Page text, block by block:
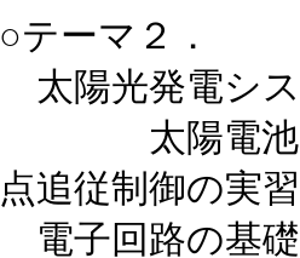
○テーマ２．
太陽光発電シ
太陽電池の
点追従制御の実習
電子回路の基